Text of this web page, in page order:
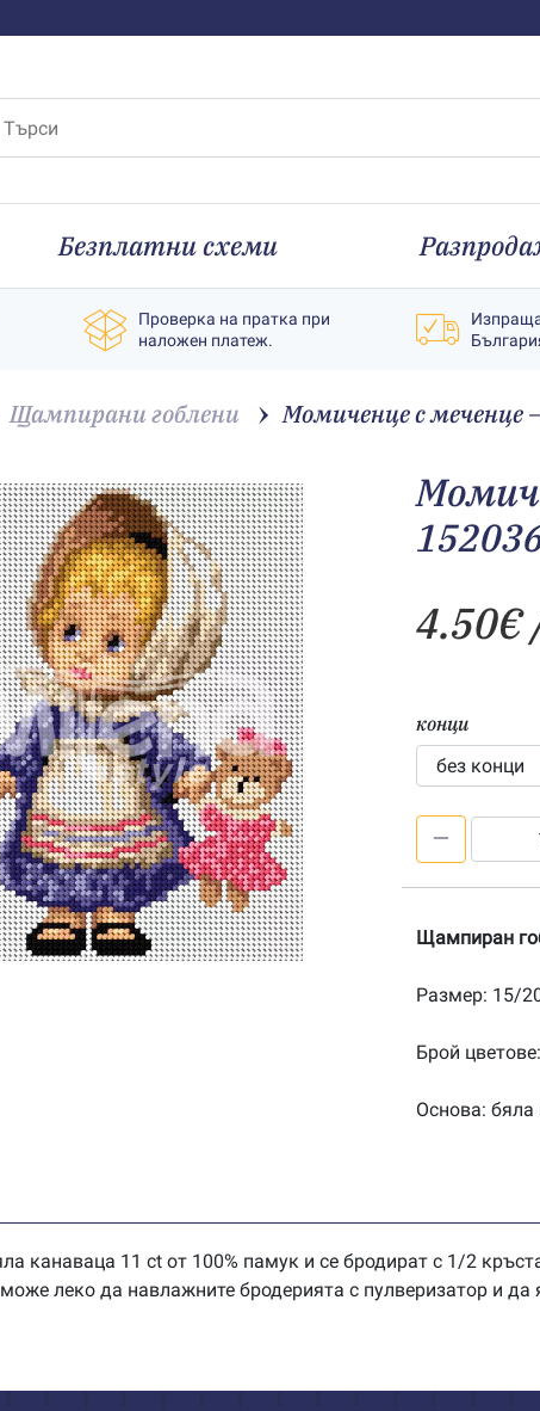
Безплатни схеми
Проверка на пратка при
наложен платеж.
Щампирани гоблени Момиченце с меченце
4.50€
конци
с
–
152036
Щампиран
Размер: 15/
Брой
Основа: бяла
канаваца 11 ct от 100% памук и се бродират с 1/2
леко да навлажните бродерията с пулверизатор и да